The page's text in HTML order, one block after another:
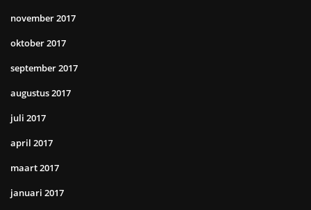
november 2017
oktober 2017
september 2017
augustus 2017
juli 2017
april 2017
maart 2017
januari 2017